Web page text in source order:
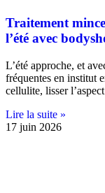
Traitement
l’été avec
L’été approche, et
fréquentes en institut
cellulite, lisser
Lire la suite »
17 juin 2026